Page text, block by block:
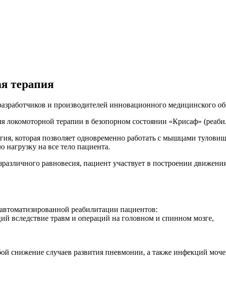
терапия
и производителей инновационного медицинского
терапии в безопорном состоянии «Крисаф»
которая позволяет одновременно работать с мышцами
на все тело пациента.
равновесия, пациент участвует в построении
реабилитации пациентов:
вследствие травм и операций на головном и спинном мозге,
снижение случаев развития пневмонии, а также инфекций